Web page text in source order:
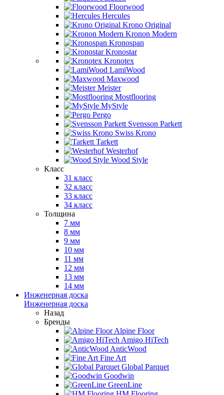
Floorwood
Hercules
Krono Original
Kronon Modern
Kronospan
Kronostar
Kronotex
LamiWood
Maxwood
Meister
Mostflooring
MyStyle
Pergo
Svensson Parkett
Swiss Krono
Tarkett
Westerhof
Wood Style
Класс
31 класс
32 класс
33 класс
34 класс
Толщина
7 мм
8 мм
9 мм
10 мм
11 мм
12 мм
13 мм
14 мм
Инженерная доска
Инженерная доска
Назад
Бренды
Alpine Floor
Amigo HiTech
AnticWood
Fine Art
Global Parquet
Goodwin
GreenLine